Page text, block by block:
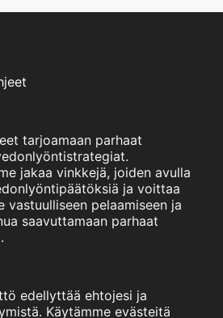
tarjoamaan parhaat
jakaa vinkkejä, joiden avulla
ja voittaa
vastuulliseen pelaamiseen ja
saavuttamaan parhaat
edellyttää ehtojesi ja
Käytämme evästeitä